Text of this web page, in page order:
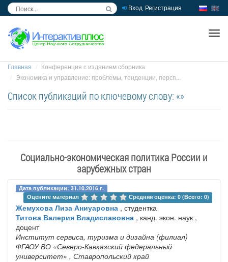
Вход Регистрация
Главная
Конференция с изданием сборника
Экономика и управление: проблемы, тенденции, персп...
Список публикаций по ключевому слову: «»
Социально-экономическая политика России и
зарубежных стран
Дата публикации: 31.10.2016 г.
Оцените материал
Средняя оценка: 0 (Всего: 0)
Жемухова Лиза Аниуаровна , студентка
Титова Валерия Владиславовна , канд. экон. наук ,
доцент
Институт сервиса, туризма и дизайна (филиал)
ФГАОУ ВО «Северо-Кавказский федеральный
университет» , Ставропольский край